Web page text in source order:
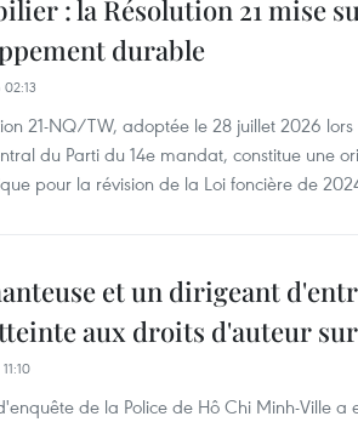
: la Résolution 21 mise
durable
21-NQ/TW, adoptée le 28 juillet 2026
du Parti du 14e mandat, constitue une
pour la révision de la Loi foncière de
et un dirigeant
aux droits d'auteur sur
de la Police de Hô Chi Minh-Ville